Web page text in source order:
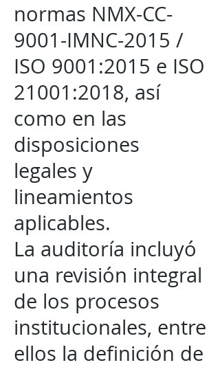
normas NMX-CC-
9001-IMNC-2015 /
ISO 9001:2015 e ISO
21001:2018, así
como en las
disposiciones
legales y
lineamientos
aplicables.
La auditoría incluyó
una revisión integral
de los procesos
institucionales, entre
ellos la definición de